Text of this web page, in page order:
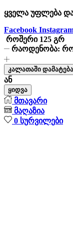
ყველა უფლება
Facebook
როშერი 125 გრ
რაოდენობა:
კალათაში დამატება
ან
ყიდვა
მთავარი
მაღაზია
0 სურვილები